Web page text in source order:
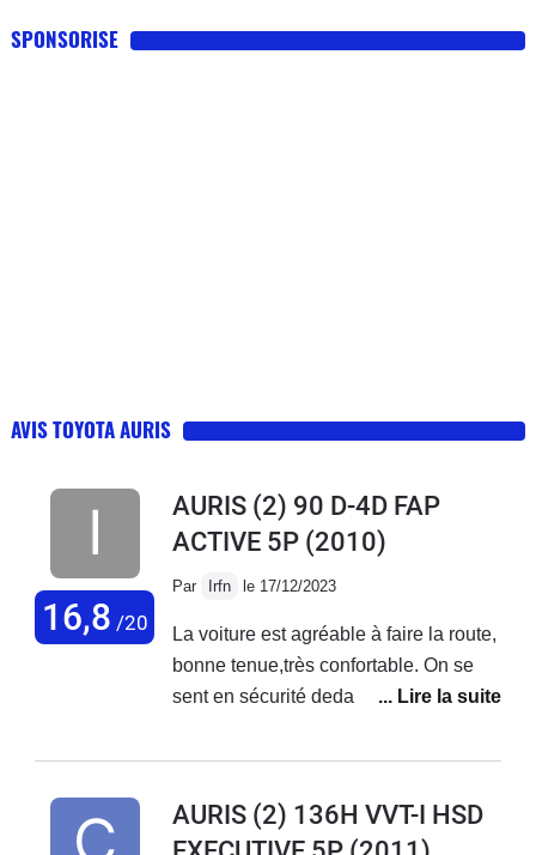
SPONSORISE
AVIS TOYOTA AURIS
16,8 /20
AURIS (2) 90 D-4D FAP
ACTIVE 5P (2010)
Par Irfn le 17/12/2023
La voiture est agréable à faire la route,
bonne tenue,très confortable. On se
sent en sécurité dedans.
AURIS (2) 136H VVT-I HSD